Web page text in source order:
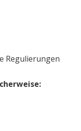
Regulierungen